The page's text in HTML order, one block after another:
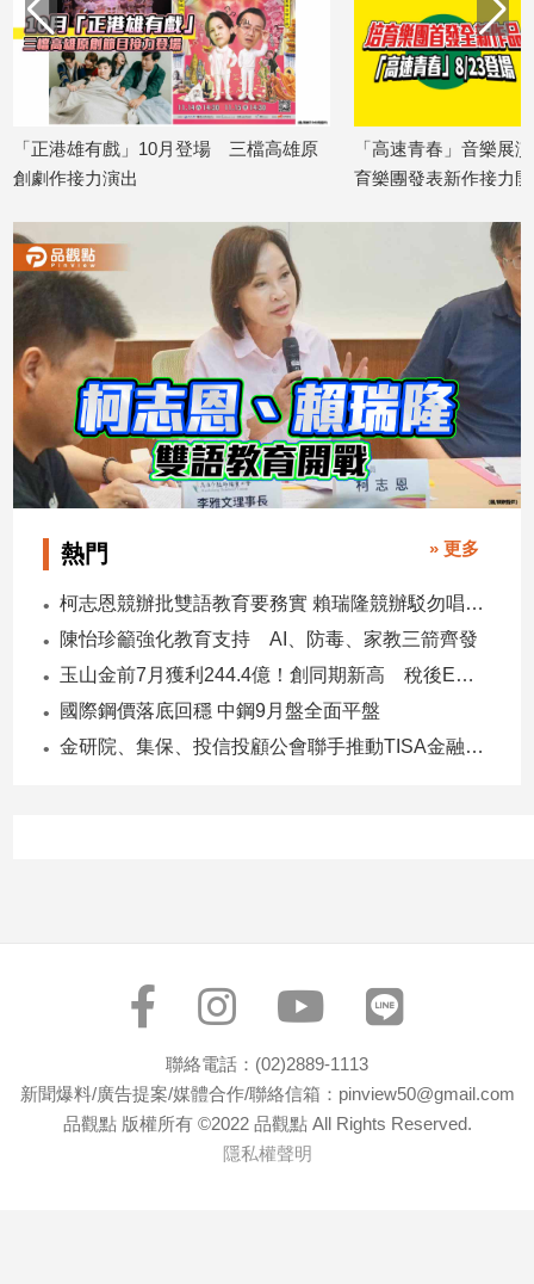
「正港雄有戲」10月登場 三檔高雄原
創劇作接力演出
「高速青春」音樂展
育樂團發表新作接力
熱門 » 更多
柯志恩競辦批雙語教育要務實 賴瑞隆競辦駁勿唱衰高雄
陳怡珍籲強化教育支持 AI、防毒、家教三箭齊發
玉山金前7月獲利244.4億！創同期新高 稅後EPS自結1.51元
國際鋼價落底回穩 中鋼9月盤全面平盤
金研院、集保、投信投顧公會聯手推動TISA金融教育 將辦150場宣講
聯絡電話：(02)2889-1113
新聞爆料/廣告提案/媒體合作/聯絡信箱：pinview50@gmail.com
品觀點 版權所有 ©2022 品觀點 All Rights Reserved.
隱私權聲明